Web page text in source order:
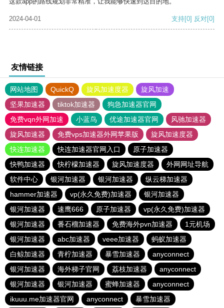
2024-04-01 支持[0] 反对[0]
友情链接
网站地图 QuickQ 旋风加速度器
旋风加速
坚果加速器
tiktok加速器
狗急加速器官网
免费vqn外网加速
小蓝鸟 优途加速器官网
风驰加速器
旋风加速器
免费vps加速器外网苹果版
旋风加速度器
快连加速器
快连加速器官网入口
原子加速器
快鸭加速器
快柠檬加速器 旋风加速度器
外网网址导航
软件中心
银河加速器 银河加速器
纵云梯加速器
hammer加速器
vp(永久免费)加速器
银河加速器
银河加速器
速鹰666 原子加速器
vp(永久免费)加速器
银河加速器
番石榴加速器 免费海外pvn加速器
1元机场
银河加速器
abc加速器 veee加速器
蚂蚁加速器
白鲸加速器
青柠加速器 暴雪加速器
anyconnect
银河加速器
海外梯子官网 荔枝加速器
anyconnect
银河加速器
银河加速器 蜜蜂加速器
anyconnect
ikuuu.me加速器官网
anyconnect 暴雪加速器